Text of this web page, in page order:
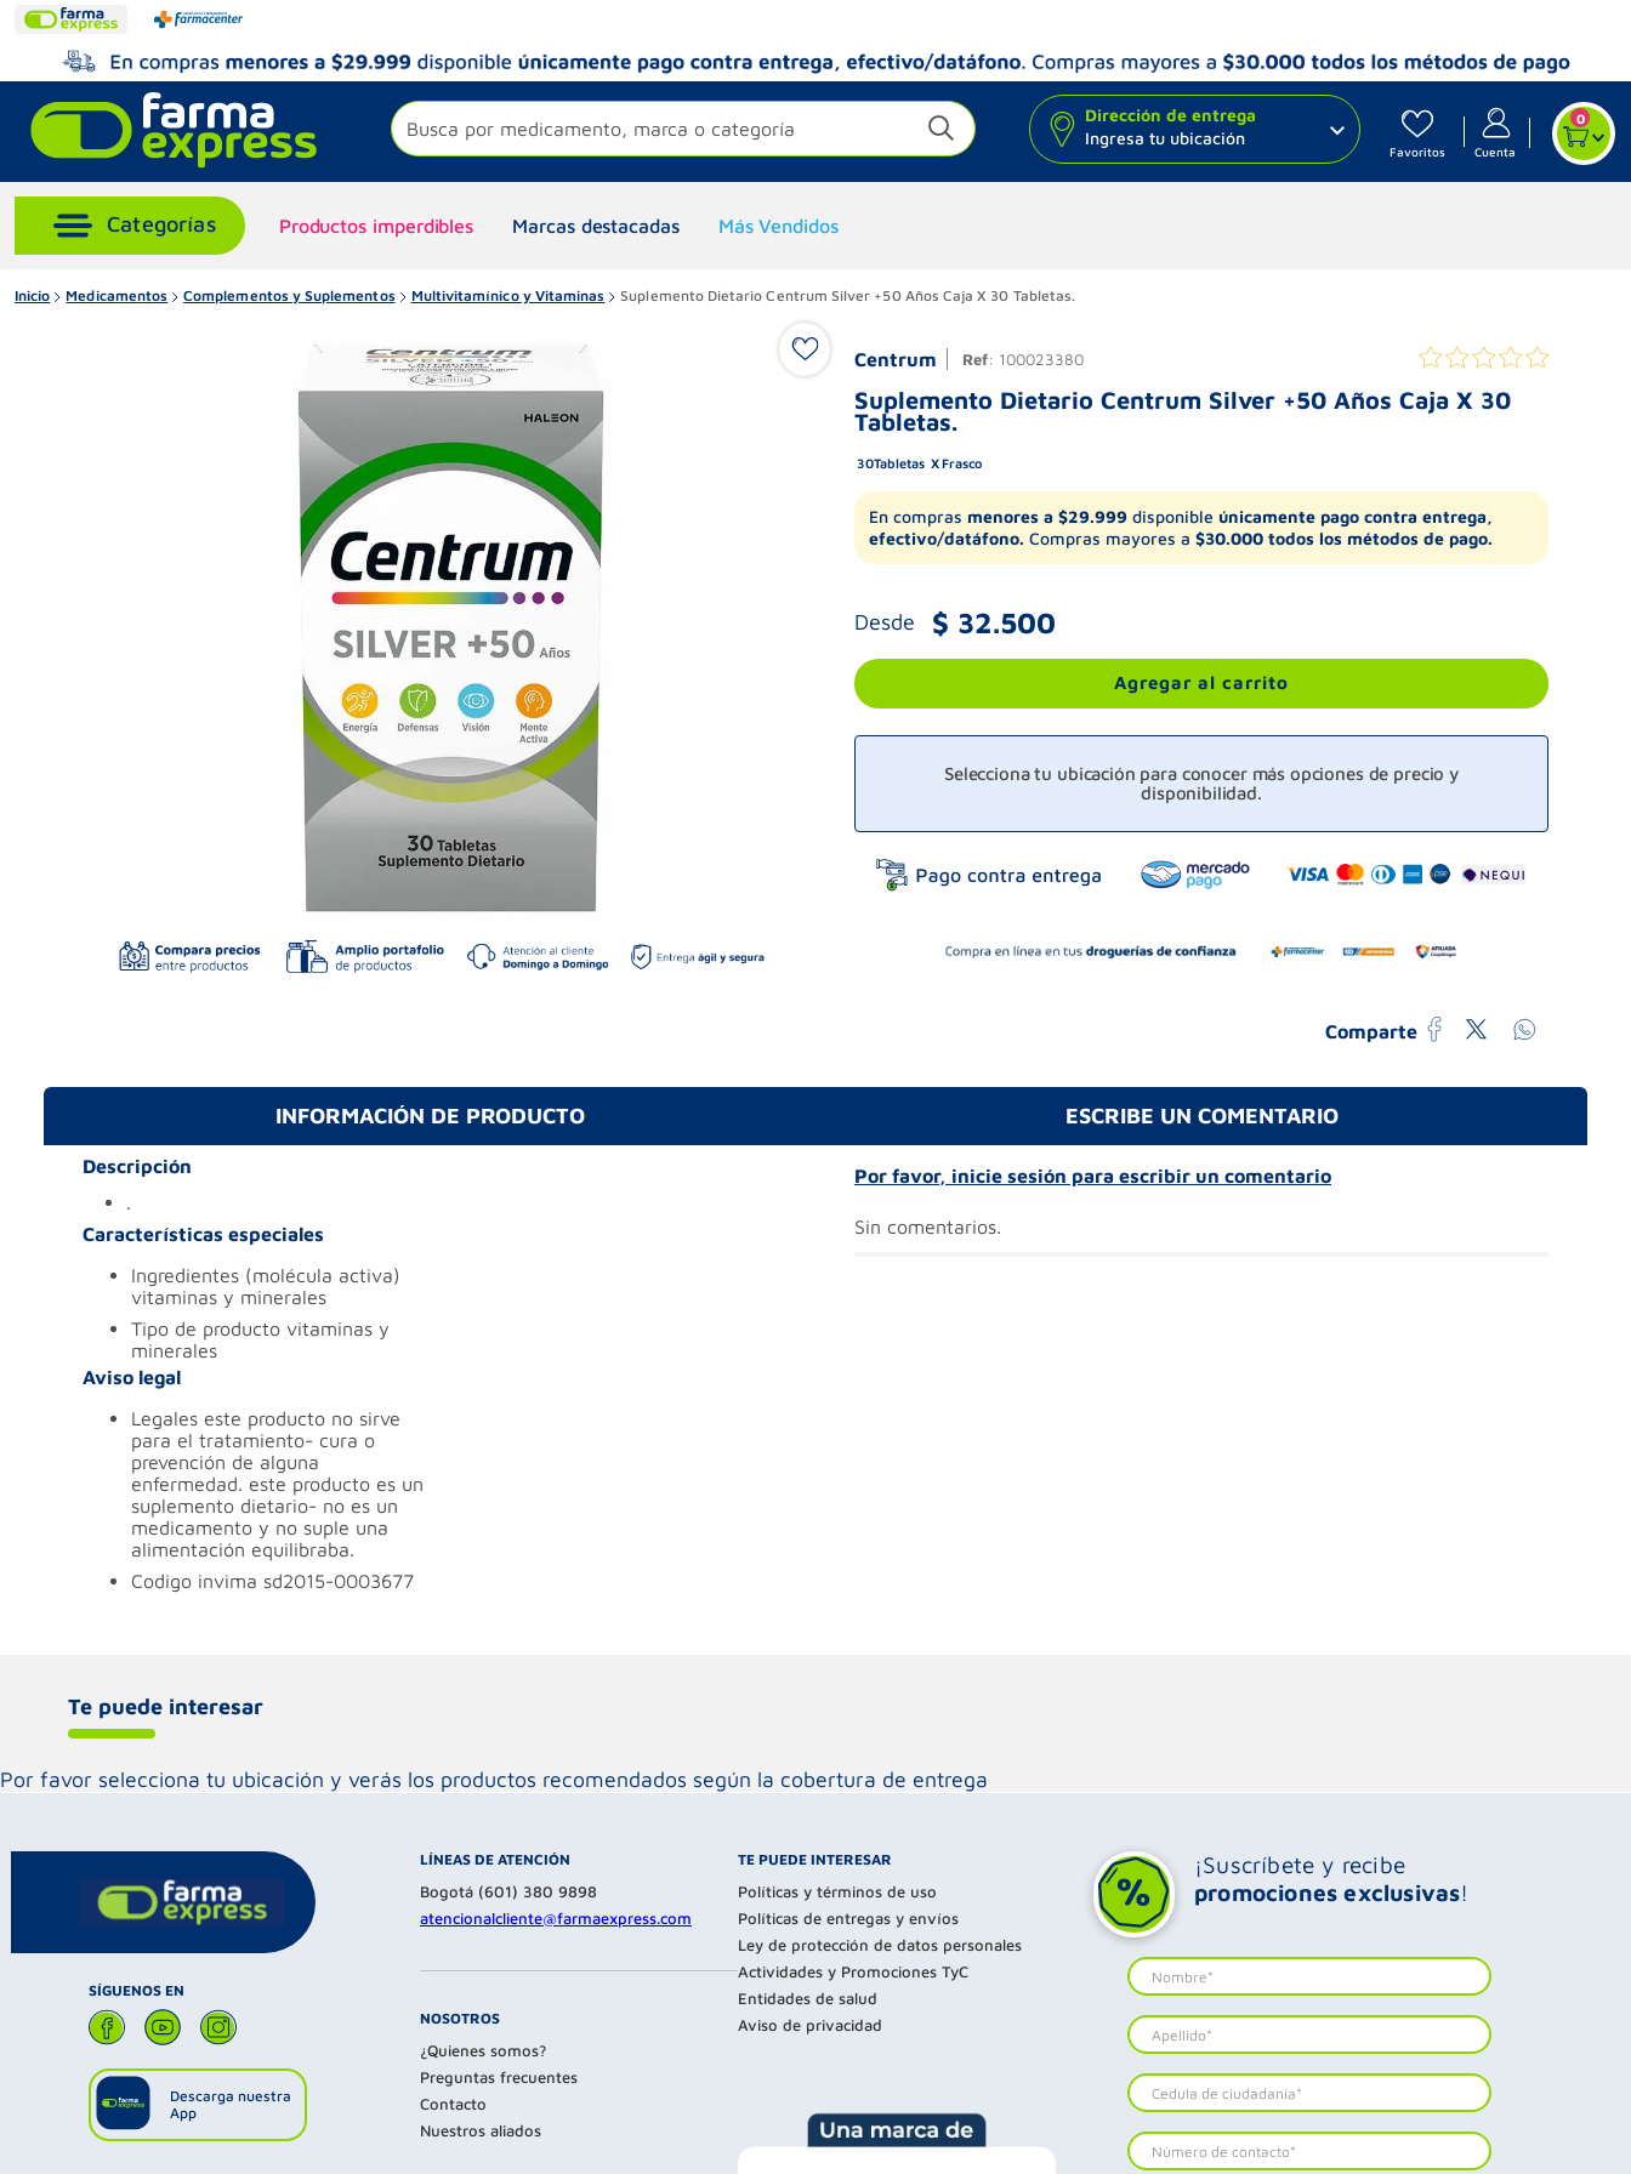
Busca por medicamento, marca o categoría
Dirección de entrega
Ingresa tu ubicación
Favoritos Cuenta
0
Productos imperdibles Marcas destacadas Más Vendidos
Inicio Medicamentos Complementos y Suplementos Multivitamínico y Vitaminas Suplemento Dietario Centrum Silver +50 Años Caja X 30 Tabletas.
Centrum Ref: 100023380
Suplemento Dietario Centrum Silver +50 Años Caja X 30
Tabletas.
30Tabletas Frasco
En compras menores a $29.999 disponible únicamente pago contra entrega,
efectivo/datáfono. Compras mayores a $30.000 todos los métodos de pago.
Desde $ 32.500
Agregar al carrito
Selecciona tu ubicación para conocer más opciones de precio y
disponibilidad.
Comparte
INFORMACIÓN DE PRODUCTO
Descripción
.
Características especiales
ingredientes (molécula activa)
vitaminas y minerales
tipo de producto vitaminas y
minerales
Aviso legal
legales este producto no sirve
para el tratamiento- cura o
prevención de alguna
enfermedad. este producto es un
suplemento dietario- no es un
medicamento y no suple una
alimentación equilibraba.
codigo invima sd2015-0003677
ESCRIBE UN COMENTARIO
Por favor, inicie sesión para escribir un comentario
Sin comentarios.
Te puede interesar
Por favor selecciona tu ubicación y verás los productos recomendados según la cobertura de entrega
SÍGUENOS EN
Descarga nuestra
App
LÍNEAS DE ATENCIÓN
Bogotá (601) 380 9898
atencionalcliente@farmaexpress.com
NOSOTROS
¿Quienes somos?
Preguntas frecuentes
Contacto
Nuestros aliados
TE PUEDE INTERESAR
Políticas y términos de uso
Políticas de entregas y envíos
Ley de protección de datos personales
Actividades y Promociones TyC
Entidades de salud
Aviso de privacidad
¡Suscríbete y recibe
promociones exclusivas!